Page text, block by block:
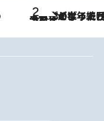
2026.8.3
【自作のダイエットノートは攻略本】ダイエットが「苦しいもの」ではなくなった日。50代フードライターが半年続けられた理由は“楽しむこと”